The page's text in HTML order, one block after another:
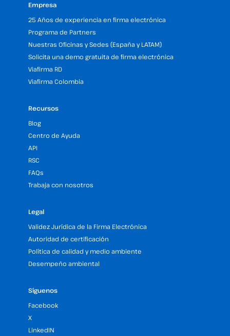
Empresa
25 Años de experiencia en firma electrónica
Programa de Partners
Nuestras Oficinas y Sedes (España y LATAM)
Solicita una demo gratuita de firma electrónica
Viafirma RD
Viafirma Colombia
Recursos
Blog
Centro de Ayuda
API
RSC
FAQs
Trabaja con nosotros
Legal
Validez Jurídica de la Firma Electrónica
Autoridad de certificación
Política de calidad y medio ambiente
Desempeño ambiental
Síguenos
Facebook
X
LinkedIN